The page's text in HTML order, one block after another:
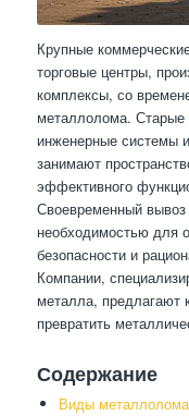
Крупные
торговые центры,
комплексы, со
металлолома. Старые
инженерные системы
занимают
эффективного
Своевременный
необходимостью для
безопасности и
Компании,
металла,
превратить
Содержание
Виды